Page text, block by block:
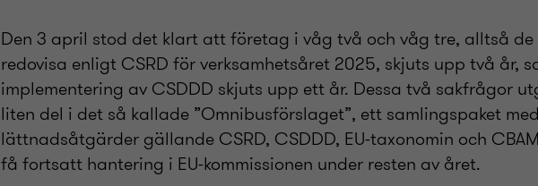
Den 3 april stod det klart att företag i våg två och våg tre, alltså
redovisa enligt CSRD för verksamhetsåret 2025, skjuts upp två år,
implementering av CSDDD skjuts upp ett år. Dessa två sakfrågor
liten del i det så kallade ”Omnibusförslaget”, ett samlingspaket
lättnadsåtgärder gällande CSRD, CSDDD, EU-taxonomin och
få fortsatt hantering i EU-kommissionen under resten av året.